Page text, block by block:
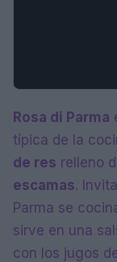
Rosa di Parma
típica de la
de res relleno
escamas.
Parma se
sirve en una
con los jugos